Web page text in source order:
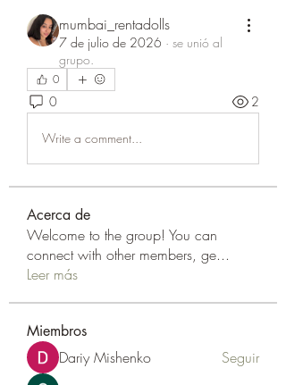
mumbai_rentadolls
7 de julio de 2026 · se unió al
grupo.
0
0 2
Write a comment...
Acerca de
Welcome to the group! You can
connect with other members, ge...
Leer más
Miembros
Dariy Mishenko Seguir